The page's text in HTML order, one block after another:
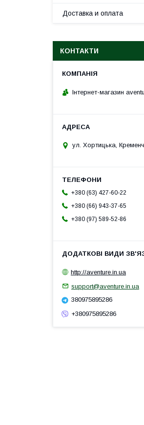
Доставка и оплата
КОНТАКТИ
Інтернет-магазин
ул. Хортицька,
+380 (63) 427-60-22
+380 (66) 943-37-65
+380 (97) 589-52-86
http://aventure.in.ua
support@aventure.in.ua
380975895286
+380975895286